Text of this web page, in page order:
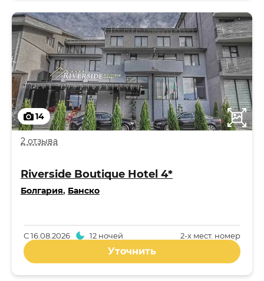
14
2 отзыва
Riverside Boutique Hotel 4*
Болгария, Банско
2-x мест. номер
С16.08.2026 12 ночей
Уточнить